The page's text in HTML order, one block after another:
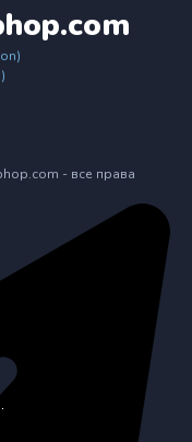
- все права